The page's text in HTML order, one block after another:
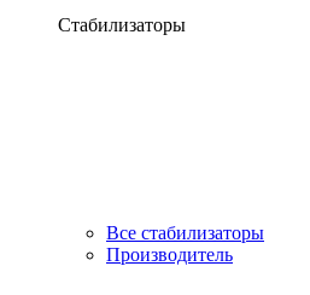
Стабилизаторы
Все стабилизаторы
Производитель